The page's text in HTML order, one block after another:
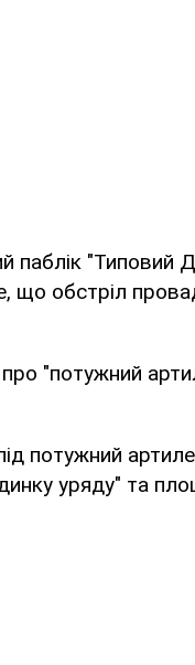
паблік "Типовий
що обстріл
"потужний
потужний
уряду" та